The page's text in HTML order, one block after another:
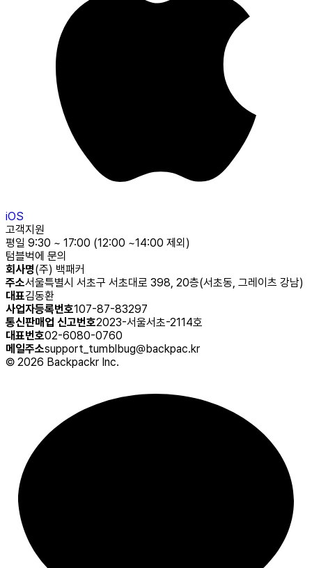
iOS
고객지원
평일 9:30 ~ 17:00 (12:00 ~14:00 제외)
텀블벅에 문의
회사명(주) 백패커
주소서울특별시 서초구 서초대로 398, 20층(서초동, 그레이츠 강남)
대표김동환
사업자등록번호107-87-83297
통신판매업 신고번호2023-서울서초-2114호
대표번호02-6080-0760
메일주소support_tumblbug@backpac.kr
© 2026 Backpackr Inc.